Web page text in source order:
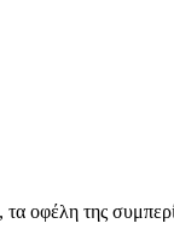
τα οφέλη της